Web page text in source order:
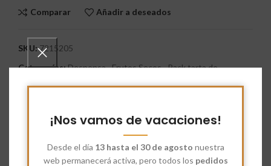
¡Nos vamos de vacaciones!
Desde el día 13 hasta el 30 de agosto nuestra
web permanecerá activa, pero todos los pedidos
Comparar Añadir a deseados
SKU:7215205
Categorías:Despensa, Frutos Secos, Pack tarta de
Descripción